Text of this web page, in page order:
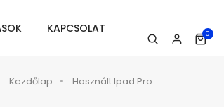
KAPCSOLAT 0
Kezdőlap Használt Ipad Pro